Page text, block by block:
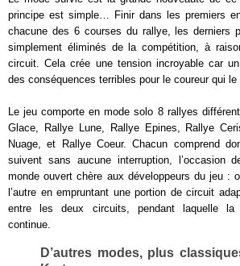
principe est simple… Finir dans les premiers
chacune des 6 courses du rallye, les derniers
simplement éliminés de la compétition, à
circuit. Cela crée une tension incroyable car
des conséquences terribles pour le coureur qui le
Le jeu comporte en mode solo 8 rallyes
Glace, Rallye Lune, Rallye Epines, Rallye
Nuage, et Rallye Coeur. Chacun comprend
suivent sans aucune interruption, l’occasion
monde ouvert chère aux développeurs du jeu :
l’autre en empruntant une portion de circuit
entre les deux circuits, pendant laquelle la
continue.
D’autres modes, plus